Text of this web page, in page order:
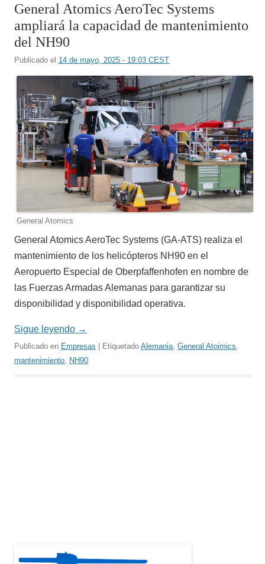
General Atomics AeroTec Systems
ampliará la capacidad de mantenimiento
del NH90
Publicado el 14 de mayo, 2025 - 19:03 CEST
General Atomics
General Atomics AeroTec Systems (GA-ATS) realiza el
mantenimiento de los helicópteros NH90 en el
Aeropuerto Especial de Oberpfaffenhofen en nombre de
las Fuerzas Armadas Alemanas para garantizar su
disponibilidad y disponibilidad operativa.
Sigue leyendo →
Publicado en Empresas | Etiquetado Alemania, General Atoimics,
mantenimiento, NH90